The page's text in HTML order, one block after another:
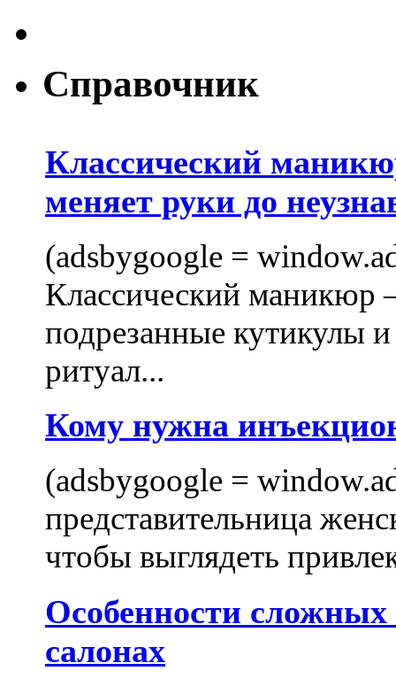
Справочник
Классический
меняет руки до
(adsbygoogle =
Классический маникюр
подрезанные кутикулы
ритуал...
Кому нужна
(adsbygoogle =
представительница
чтобы выглядеть
Особенности
салонах